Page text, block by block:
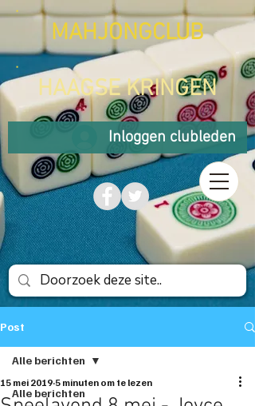
MAHJONGCLUB
HAAGSE KRINGEN
Inloggen clubleden
Post
Alle berichten
Alle berichten
15 mei 2019 5 minuten om te lezen